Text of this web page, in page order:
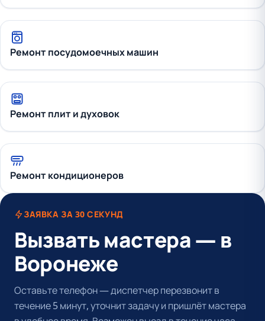
Ремонт посудомоечных машин
Ремонт плит и духовок
Ремонт кондиционеров
ЗАЯВКА ЗА 30 СЕКУНД
Вызвать мастера — в
Воронеже
Оставьте телефон — диспетчер перезвонит в
течение 5 минут, уточнит задачу и пришлёт мастера